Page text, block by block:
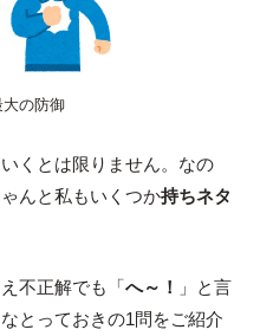
の防御
くとは限りません。なの
んと私もいくつか持ちネタ
不正解でも「へ～！
」と言
とっておきの1問をご紹介